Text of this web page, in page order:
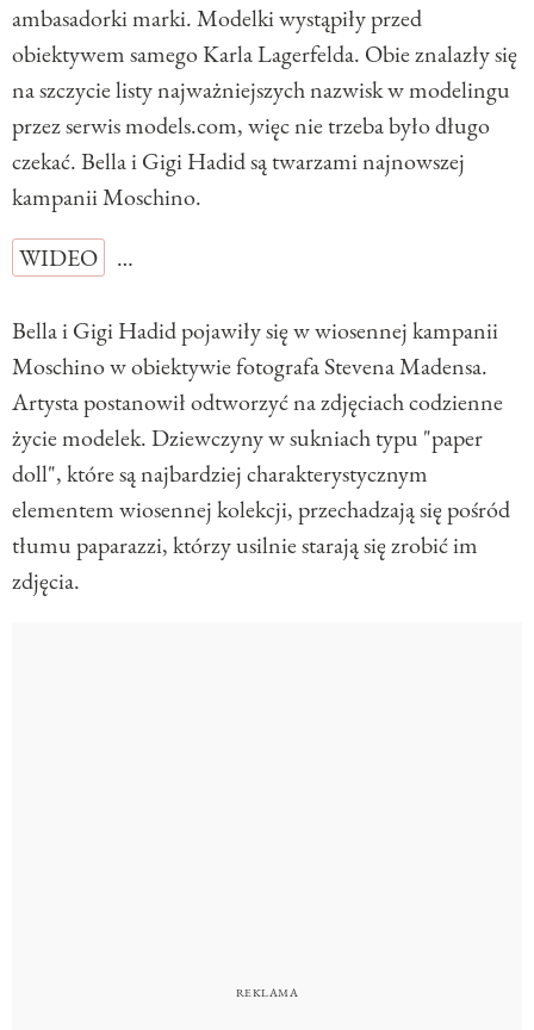
ambasadorki marki. Modelki wystąpiły przed
obiektywem samego Karla Lagerfelda. Obie znalazły się
na szczycie listy najważniejszych nazwisk w modelingu
przez serwis models.com, więc nie trzeba było długo
czekać. Bella i Gigi Hadid są twarzami najnowszej
kampanii Moschino.
WIDEO
…
Bella i Gigi Hadid pojawiły się w wiosennej kampanii
Moschino w obiektywie fotografa Stevena Madensa.
Artysta postanowił odtworzyć na zdjęciach codzienne
życie modelek. Dziewczyny w sukniach typu "paper
doll", które są najbardziej charakterystycznym
elementem wiosennej kolekcji, przechadzają się pośród
tłumu paparazzi, którzy usilnie starają się zrobić im
zdjęcia.